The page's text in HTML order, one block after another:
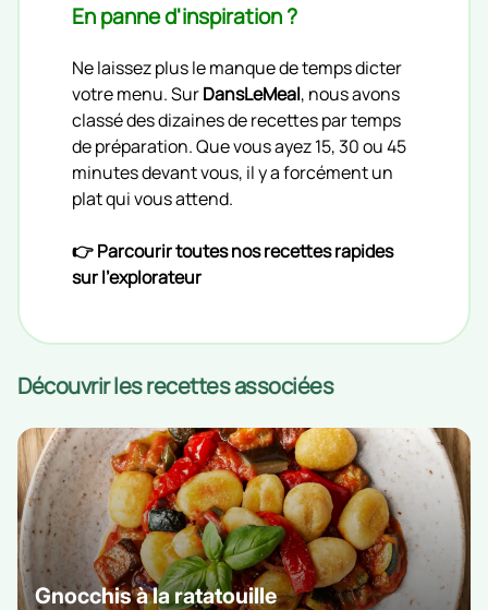
En panne d'inspiration ?
Ne laissez plus le manque de temps dicter
votre menu. SurDansLeMeal, nous avons
classé des dizaines de recettes par temps
de préparation. Que vous ayez 15, 30 ou 45
minutes devant vous, il y a forcément un
plat qui vous attend.
👉 Parcourir toutes nos recettes rapides
sur l'explorateur
Découvrir les recettes associées
Gnocchis à la ratatouille